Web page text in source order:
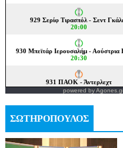
powered by
ΣΩΤΗΡΟΠΟΥΛΟΣ